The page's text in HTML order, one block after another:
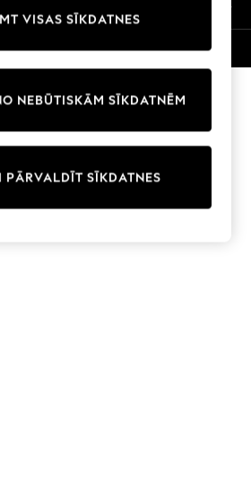
& Swimwear
GmbH. Visas tiesības aizsargātas.
VISAS SĪKDATNES
PĀRVALDĪT SĪKDATNES
NEBŪTISKĀM SĪKDATNĒM